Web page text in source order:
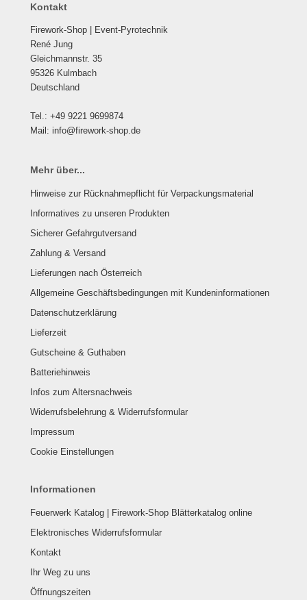
Kontakt
Firework-Shop | Event-Pyrotechnik
René Jung
Gleichmannstr. 35
95326 Kulmbach
Deutschland
Tel.: +49 9221 9699874
Mail: info@firework-shop.de
Mehr über...
Hinweise zur Rücknahmepflicht für Verpackungsmaterial
Informatives zu unseren Produkten
Sicherer Gefahrgutversand
Zahlung & Versand
Lieferungen nach Österreich
Allgemeine Geschäftsbedingungen mit Kundeninformationen
Datenschutzerklärung
Lieferzeit
Gutscheine & Guthaben
Batteriehinweis
Infos zum Altersnachweis
Widerrufsbelehrung & Widerrufsformular
Impressum
Cookie Einstellungen
Informationen
Feuerwerk Katalog | Firework-Shop Blätterkatalog online
Elektronisches Widerrufsformular
Kontakt
Ihr Weg zu uns
Öffnungszeiten